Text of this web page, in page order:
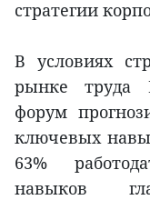
стратегии
В условиях
рынке труда
форум
ключевых
63%
навыков